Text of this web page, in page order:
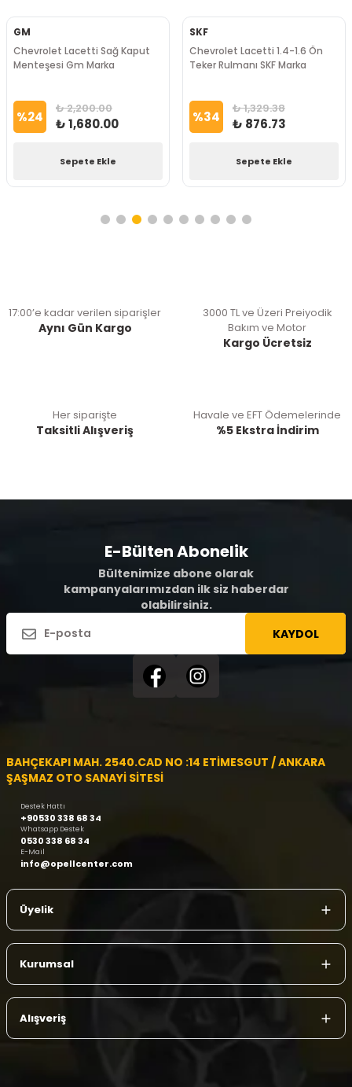
GM
Chevrolet Lacetti Sağ Kaput
Menteşesi Gm Marka
%24 ₺ 2,200.00
₺ 1,680.00
Sepete Ekle
SKF
Chevrolet Lacetti 1.4-1.6 Ön
Teker Rulmanı SKF Marka
%34 ₺ 1,329.38
₺ 876.73
Sepete Ekle
17:00’e kadar verilen siparişler
Aynı Gün Kargo
3000 TL ve Üzeri Preiyodik
Bakım ve Motor
Kargo Ücretsiz
Her siparişte
Taksitli Alışveriş
Havale ve EFT Ödemelerinde
%5 Ekstra İndirim
E-Bülten Abonelik
Bültenimize abone olarak
kampanyalarımızdan ilk siz haberdar
olabilirsiniz.
KAYDOL
BAHÇEKAPI MAH. 2540.CAD NO :14 ETİMESGUT / ANKARA
ŞAŞMAZ OTO SANAYİ SİTESİ
Destek Hattı
+90530 338 68 34
Whatsapp Destek
0530 338 68 34
E-Mail
info@opellcenter.com
Üyelik
Kurumsal
Alışveriş